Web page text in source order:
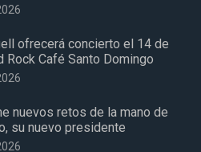
ofrecerá concierto el 14 de
Rock Café Santo Domingo
nuevos retos de la mano de
su nuevo presidente